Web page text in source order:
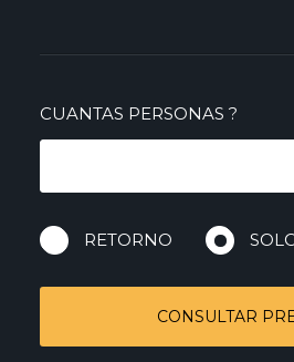
CUANTAS PERSONAS?
RETORNO
CONSULTAR